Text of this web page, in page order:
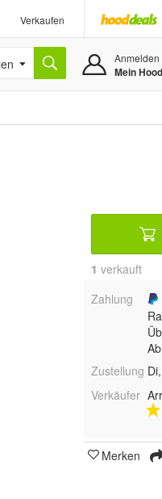
Verkaufen
Anmelden
Mein Hood
1 verkauft
Zahlung
Zustellung
Verkäufer
Merken